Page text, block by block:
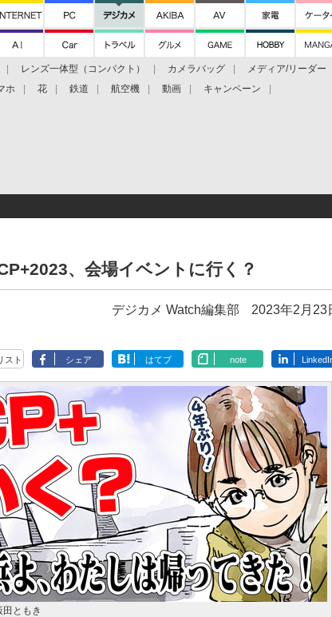
レンズ一体型（コンパクト） カメラバッグ メディア/リーダー
ホ 花 鉄道 航空機 動画 キャンペーン
、会場イベントに行く？
デジカメ Watch編集部 2023年2月23
スト シェア はてブ note
田ともき